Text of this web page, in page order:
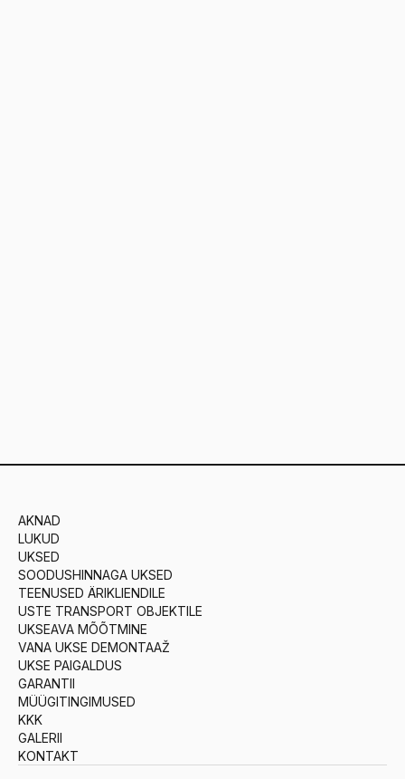
AKNAD
LUKUD
UKSED
SOODUSHINNAGA UKSED
TEENUSED ÄRIKLIENDILE
USTE TRANSPORT OBJEKTILE
UKSEAVA MÕÕTMINE
VANA UKSE DEMONTAAŽ
UKSE PAIGALDUS
GARANTII
MÜÜGITINGIMUSED
KKK
GALERII
KONTAKT